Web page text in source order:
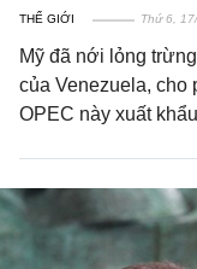
THẾ GIỚI Thứ 6,
Mỹ đã nới lỏng
của Venezuela, cho
OPEC này xuất